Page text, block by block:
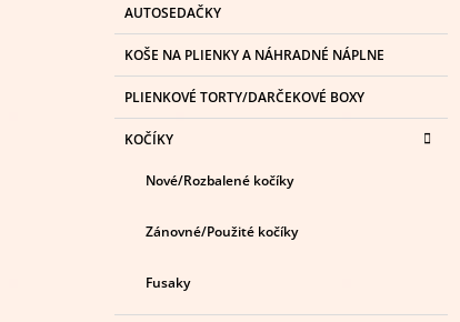
AUTOSEDAČKY
KOŠE NA PLIENKY A NÁHRADNÉ NÁPLNE
PLIENKOVÉ TORTY/DARČEKOVÉ BOXY
KOČÍKY
Nové/Rozbalené kočíky
Zánovné/Použité kočíky
Fusaky